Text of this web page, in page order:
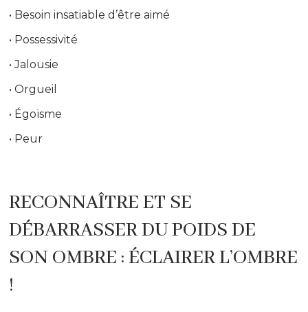
• Besoin insatiable d’être aimé
• Possessivité
• Jalousie
• Orgueil
• Égoïsme
• Peur
RECONNAÎTRE ET SE
DÉBARRASSER DU POIDS DE
SON OMBRE : ÉCLAIRER L’OMBRE
!